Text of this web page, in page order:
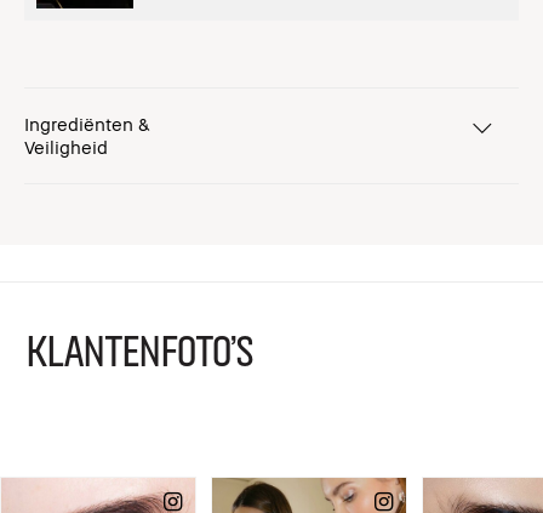
Ingrediënten &
Veiligheid
KLANTENFOTO'S